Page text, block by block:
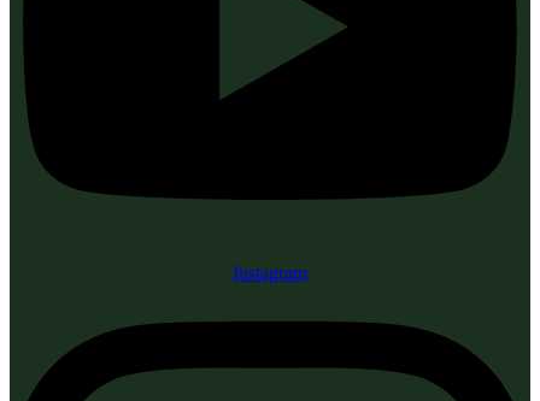
Instagram